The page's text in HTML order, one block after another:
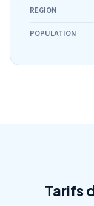
REGION
POPULATION
Tarifs